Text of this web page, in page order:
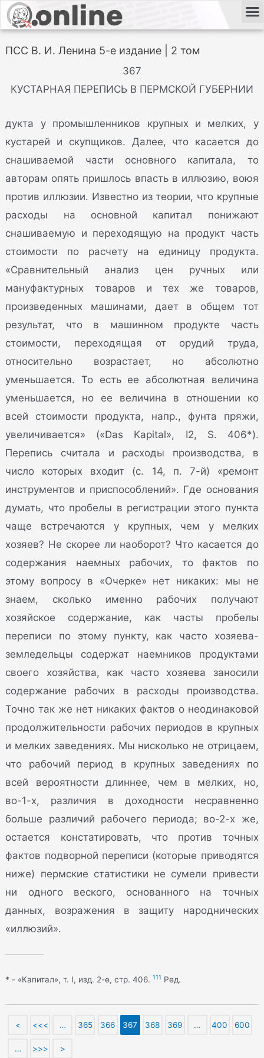
ПСС В. И. Ленина 5-е издание | 2 том
367
КУСТАРНАЯ ПЕРЕПИСЬ В ПЕРМСКОЙ ГУБЕРНИИ
дукта у промышленников крупных и мелких, у
кустарей и скупщиков. Далее, что касается до
снашиваемой части основного капитала, то
авторам опять пришлось впасть в иллюзию, воюя
против иллюзии. Известно из теории, что крупные
расходы на основной капитал понижают
снашиваемую и переходящую на продукт часть
стоимости по расчету на единицу продукта.
«Сравнительный анализ цен ручных или
мануфактурных товаров и тех же товаров,
произведенных машинами, дает в общем тот
результат, что в машинном продукте часть
стоимости, переходящая от орудий труда,
относительно возрастает, но абсолютно
уменьшается. То есть ее абсолютная величина
уменьшается, но ее величина в отношении ко
всей стоимости продукта, напр., фунта пряжи,
увеличивается» («Das Kapital», I2, S. 406*).
Перепись считала и расходы производства, в
число которых входит (с. 14, п. 7-й) «ремонт
инструментов и приспособлений». Где основания
думать, что пробелы в регистрации этого пункта
чаще встречаются у крупных, чем у мелких
хозяев? Не скорее ли наоборот? Что касается до
содержания наемных рабочих, то фактов по
этому вопросу в «Очерке» нет никаких: мы не
знаем, сколько именно рабочих получают
хозяйское содержание, как часты пробелы
переписи по этому пункту, как часто хозяева-
земледельцы содержат наемников продуктами
своего хозяйства, как часто хозяева заносили
содержание рабочих в расходы производства.
Точно так же нет никаких фактов о неодинаковой
продолжительности рабочих периодов в крупных
и мелких заведениях. Мы нисколько не отрицаем,
что рабочий период в крупных заведениях по
всей вероятности длиннее, чем в мелких, но,
во-1-х, различия в доходности несравненно
больше различий рабочего периода; во-2-х же,
остается констатировать, что против точных
фактов подворной переписи (которые приводятся
ниже) пермские статистики не сумели привести
ни одного веского, основанного на точных
данных, возражения в защиту народнических
«иллюзий».
* - «Капитал», т. I, изд. 2-е, стр. 406.111 Ред.
< <<< … 365 366 367 368 369 … 400 600
… >>> >